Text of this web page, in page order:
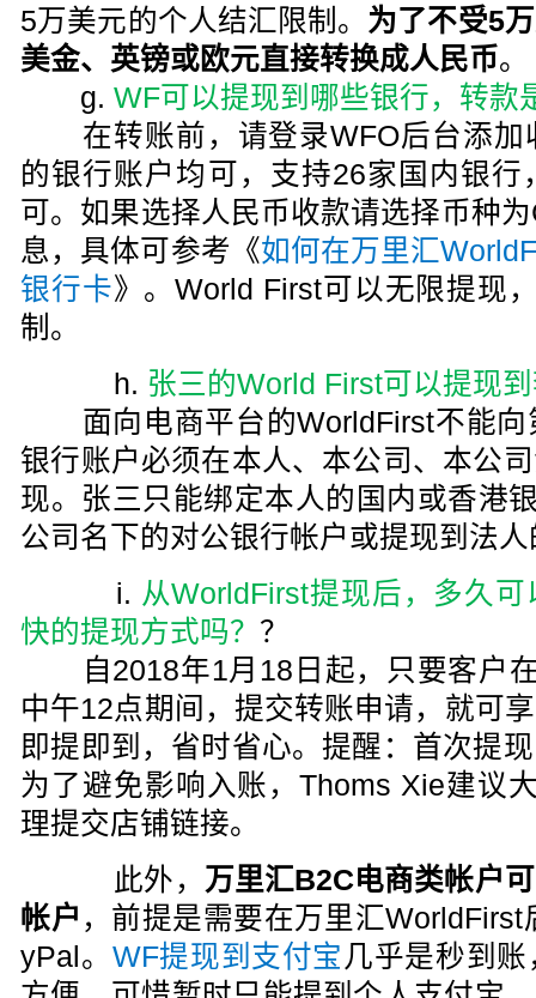
5万美元的个人结汇限制。 为了不受5
美金、英镑或欧元直接转换成人民币。
g. WF可以提现到哪些银行，转款
在转账前，请登录WFO后台添加
的银行账户均可，支持26家国内银
可。如果选择人民币收款请选择币种
息，具体可参考《如何在万里汇
银行卡》。World First可以无限提现
制。
h. 张三的World First可以提现
面向电商平台的WorldFirst不能向
银行账户必须在本人、本公司、本公
现。张三只能绑定本人的国内或香港
公司名下的对公银行帐户或提现到法
i. 从WorldFirst提现后，多久
快的提现方式吗？ ？
自2018年1月18日起，只要客户在
中午12点期间，提交转账申请，就可
即提即到，省时省心。提醒：首次提
为了避免影响入账，Thoms Xie建议
理提交店铺链接。
此外， 万里汇B2C电商类帐户
帐户 ，前提是需要在万里汇
yPal。 WF提现到支付宝 几乎是秒到